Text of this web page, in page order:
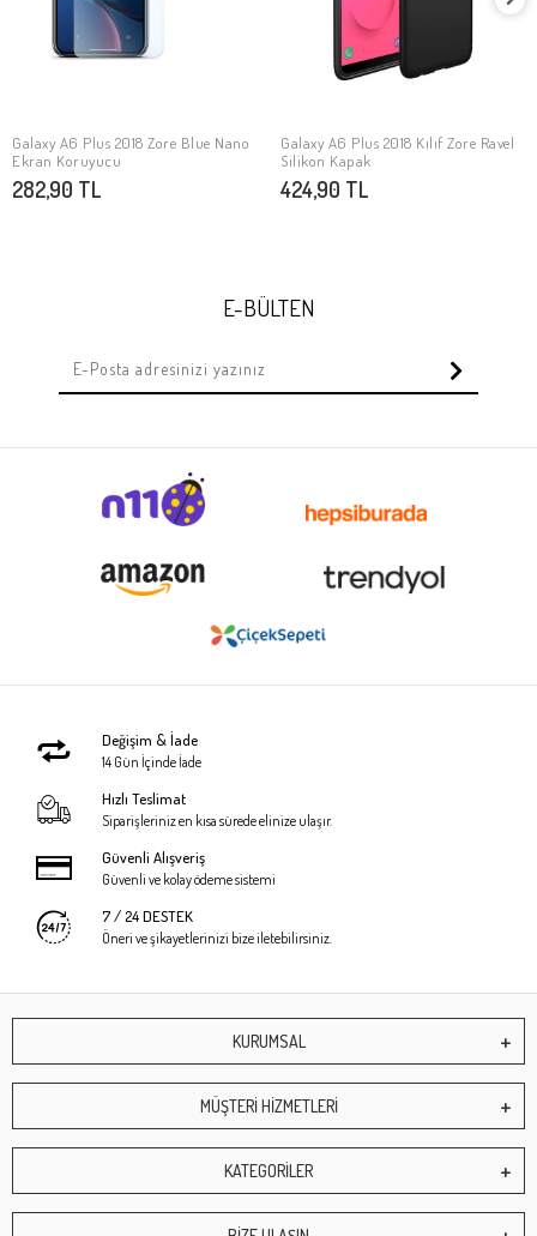
SEPETE EKLE
Galaxy A6 Plus 2018 Zore Blue Nano
Ekran Koruyucu
282,90 TL
SEPETE EKLE
Galaxy A6 Plus 2018 Kılıf Zore Ravel
Silikon Kapak
424,90 TL
E-BÜLTEN
Değişim & İade
14 Gün İçinde İade
Hızlı Teslimat
Siparişleriniz en kısa sürede elinize ulaşır.
Güvenli Alışveriş
Güvenli ve kolay ödeme sistemi
7 / 24 DESTEK
Öneri ve şikayetlerinizi bize iletebilirsiniz.
KURUMSAL
MÜŞTERİ HİZMETLERİ
KATEGORİLER